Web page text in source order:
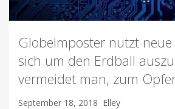
Globelmposter nutzt neue
sich um den Erdball
vermeidet man, zum
September 18, 2018 Elley